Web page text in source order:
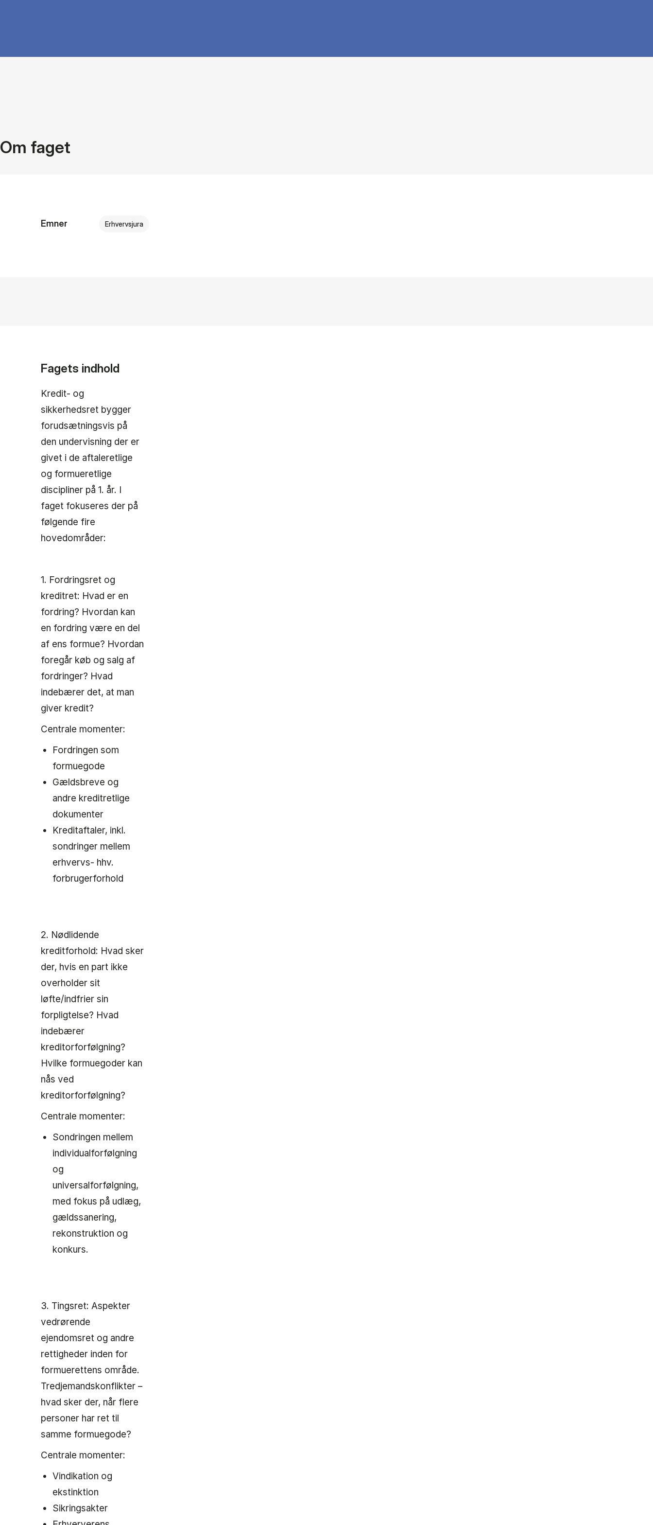
Om faget
Emner Erhvervsjura
Fagets indhold
Kredit- og
sikkerhedsret bygger
forudsætningsvis på
den undervisning der er
givet i de aftaleretlige
og formueretlige
discipliner på 1. år. I
faget fokuseres der på
følgende fire
hovedområder:
1. Fordringsret og
kreditret: Hvad er en
fordring? Hvordan kan
en fordring være en del
af ens formue? Hvordan
foregår køb og salg af
fordringer? Hvad
indebærer det, at man
giver kredit?
Centrale momenter:
Fordringen som
formuegode
Gældsbreve og
andre kreditretlige
dokumenter
Kreditaftaler, inkl.
sondringer mellem
erhvervs- hhv.
forbrugerforhold
2. Nødlidende
kreditforhold: Hvad sker
der, hvis en part ikke
overholder sit
løfte/indfrier sin
forpligtelse? Hvad
indebærer
kreditorforfølgning?
Hvilke formuegoder kan
nås ved
kreditorforfølgning?
Centrale momenter:
Sondringen mellem
individualforfølgning
og
universalforfølgning,
med fokus på udlæg,
gældssanering,
rekonstruktion og
konkurs.
3. Tingsret: Aspekter
vedrørende
ejendomsret og andre
rettigheder inden for
formuerettens område.
Tredjemandskonflikter –
hvad sker der, når flere
personer har ret til
samme formuegode?
Centrale momenter:
Vindikation og
ekstinktion
Sikringsakter